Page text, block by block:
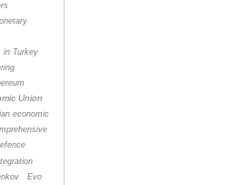
in Turkey
Union
economic
Evo